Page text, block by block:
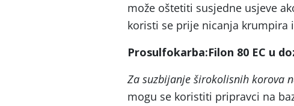
može oštetiti susjedne usjeve
koristi se prije nicanja krumpira
Prosulfokarba:Filon 80 EC u
Za suzbijanje širokolisnih korova
mogu se koristiti pripravci na